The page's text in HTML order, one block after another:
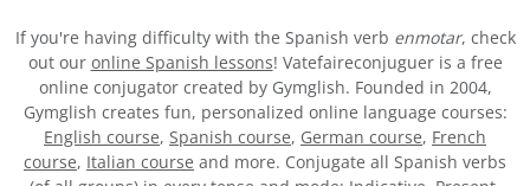
If you're having difficulty with the Spanish verb enmotar, check
out our online Spanish lessons! Vatefaireconjuguer is a free
online conjugator created by Gymglish. Founded in 2004,
Gymglish creates fun, personalized online language courses:
English course, Spanish course, German course, French
course, Italian course and more. Conjugate all Spanish verbs